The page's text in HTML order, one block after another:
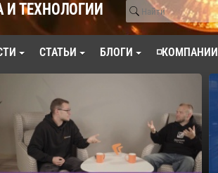
ТЕХНОЛОГИИ
СТАТЬИ БЛОГИ ◽КОМПАНИИ